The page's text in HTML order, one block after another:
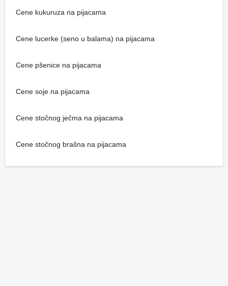
Cene kukuruza na pijacama
Cene lucerke (seno u balama) na pijacama
Cene pšenice na pijacama
Cene soje na pijacama
Cene stočnog ječma na pijacama
Cene stočnog brašna na pijacama